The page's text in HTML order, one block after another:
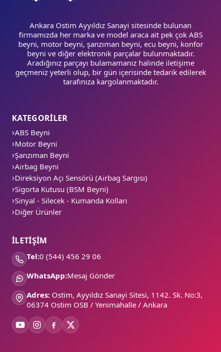
Ankara Ostim Ayyıldız Sanayi sitesinde bulunan
firmamızda her marka ve model araca ait pek çok ABS
beyni, motor beyni, şanzıman beyni, ecu beyni, konfor
beyni ve diğer elektronik parçalar bulunmaktadır.
Aradığınız parçayı bulamamanız halinde iletişime
geçmeniz yeterli olup, bir gün içerisinde tedarik edilerek
tarafınıza kargolanmaktadır.
KATEGORİLER
ABS Beyni
Motor Beyni
Şanzıman Beyni
Airbag Beyni
Direksiyon Açı Sensörü (Airbag Sargısı)
Sigorta Kutusu (BSM Beyni)
Sinyal - Silecek - Kumanda Kolları
Diğer Ürünler
İLETİŞİM
Tel:0 (544) 456 29 06
WhatsApp:Mesaj Gönder
Adres: Ostim, Ayyıldız Sanayi Sitesi, 1142. Sk. No:3,
06374 Ostim OSB / Yenimahalle / Ankara